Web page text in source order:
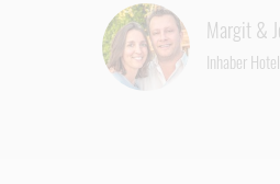
Margit &
Inhaber